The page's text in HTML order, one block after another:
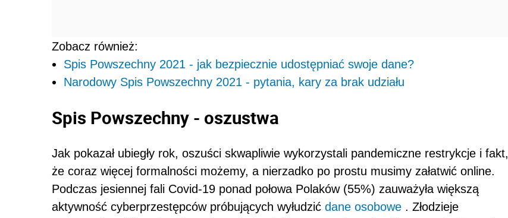
Zobacz również:
Spis Powszechny 2021 - jak bezpiecznie udostępniać swoje dane?
Narodowy Spis Powszechny 2021 - pytania, kary za brak udziału
Spis Powszechny - oszustwa
Jak pokazał ubiegły rok, oszuści skwapliwie wykorzystali pandemiczne restrykcje i fakt,
że coraz więcej formalności możemy, a nierzadko po prostu musimy załatwić online.
Podczas jesiennej fali Covid-19 ponad połowa Polaków (55%) zauważyła większą
aktywność cyberprzestępców próbujących wyłudzić dane osobowe . Złodzieje